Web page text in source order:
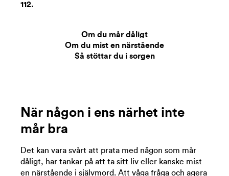
112.
Stöd och råd:Om du mår dåligt
Om du mist en närstående
Så stöttar du i sorgen
När någon i ens närhet inte
mår bra
Det kan vara svårt att prata med någon som mår
dåligt, har tankar på att ta sitt liv eller kanske mist
en närstående i självmord. Att våga fråga och agera